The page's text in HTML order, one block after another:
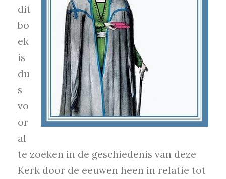
dit
bo
ek
is
du
s
vo
or
al
te zoeken in de geschiedenis van deze
Kerk door de eeuwen heen in relatie tot